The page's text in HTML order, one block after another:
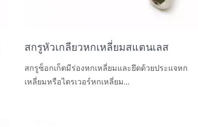
สกรูหัวเกลียวหกเหลี่ยมสแตนเลส
สกรูซ็อกเก็ตมีร่องหกเหลี่ยมและยึดด้วยประแจหก
เหลี่ยมหรือไดรเวอร์หกเหลี่ยม...